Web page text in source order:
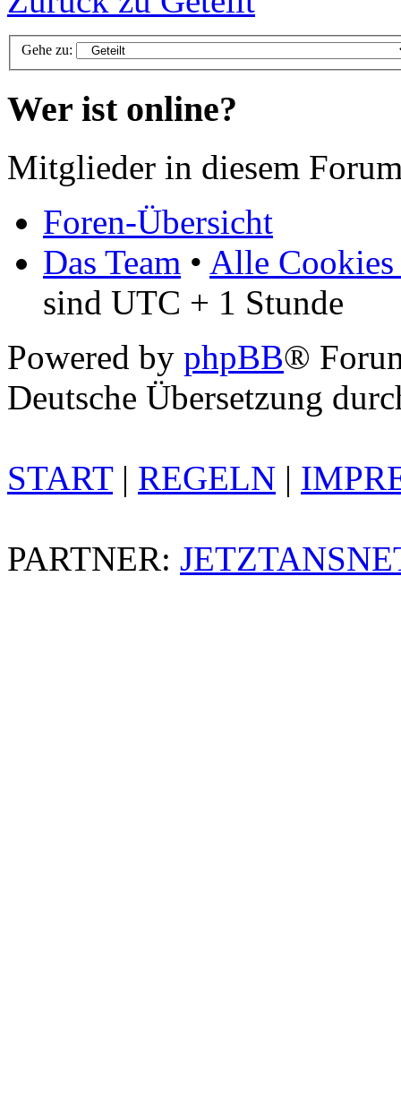
Gehe zu:
Wer ist online?
Mitglieder in diesem
Foren-Übersicht
Das Team • Alle Cookies
sind UTC + 1 Stunde
Powered by phpBB®
Deutsche Übersetzung
START| REGELN |
PARTNER: